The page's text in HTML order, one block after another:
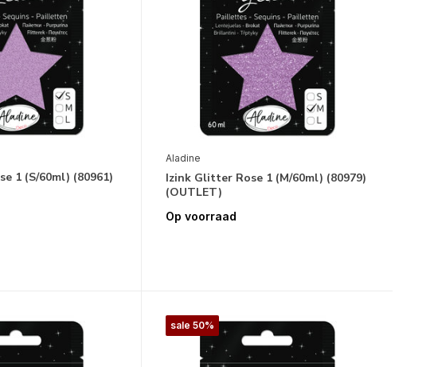
1 (S/60ml) (80961)
Aladine
Izink Glitter Rose 1 (M/60ml) (80979)
(OUTLET)
Op voorraad
sale 50%